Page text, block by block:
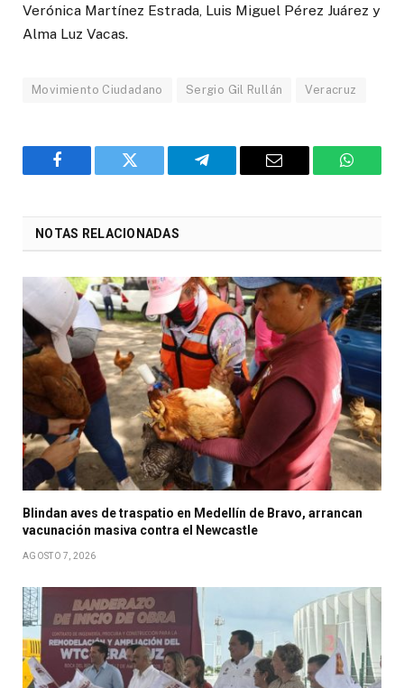
Verónica Martínez Estrada, Luis Miguel Pérez Juárez y
Alma Luz Vacas.
Movimiento Ciudadano Sergio Gil Rullán Veracruz
Facebook Twitter Telegram Email
NOTAS RELACIONADAS
Blindan aves de traspatio en Medellín de Bravo, arrancan
vacunación masiva contra el Newcastle
AGOSTO 7, 2026